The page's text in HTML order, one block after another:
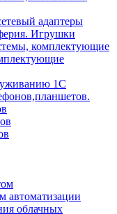
адаптеры
Игрушки
комплектующие
1С
автоматизации
облачных